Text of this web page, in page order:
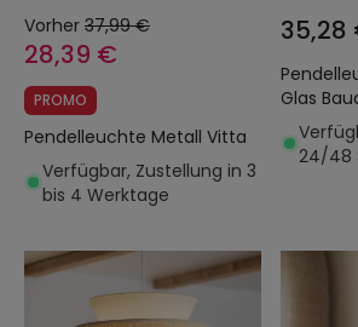
Vorher 37,99 €
28,39 €
PROMO
Pendelleuchte Metall Vitta
Verfügbar, Zustellung in 3
bis 4 Werktage
35,28
Glas
24/48